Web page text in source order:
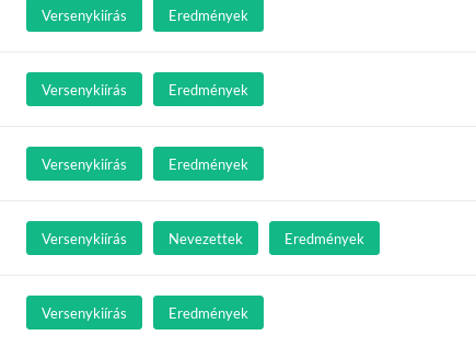
Versenykiírás Eredmények
Versenykiírás Eredmények
Versenykiírás Eredmények
Versenykiírás Nevezettek Eredmények
Versenykiírás Eredmények